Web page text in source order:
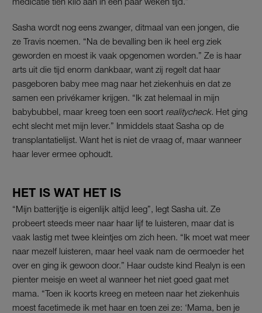
Sasha wordt nog eens zwanger, ditmaal van een jongen, die
ze Travis noemen. “Na de bevalling ben ik heel erg ziek
geworden en moest ik vaak opgenomen worden.” Ze is haar
arts uit die tijd enorm dankbaar, want zij regelt dat haar
pasgeboren baby mee mag naar het ziekenhuis en dat ze
samen een privékamer krijgen. “Ik zat helemaal in mijn
babybubbel, maar kreeg toen een soort realitycheck. Het ging
echt slecht met mijn lever.” Inmiddels staat Sasha op de
transplantatielijst. Want het is niet de vraag of, maar wanneer
haar lever ermee ophoudt.
HET IS WAT HET IS
“Mijn batterijtje is eigenlijk altijd leeg”, legt Sasha uit. Ze
probeert steeds meer naar haar lijf te luisteren, maar dat is
vaak lastig met twee kleintjes om zich heen. “Ik moet wat meer
naar mezelf luisteren, maar heel vaak nam de oermoeder het
over en ging ik gewoon door.” Haar oudste kind Realyn is een
pienter meisje en weet al wanneer het niet goed gaat met
mama. “Toen ik koorts kreeg en meteen naar het ziekenhuis
moest facetimede ik met haar en toen zei ze: ‘Mama, ben je